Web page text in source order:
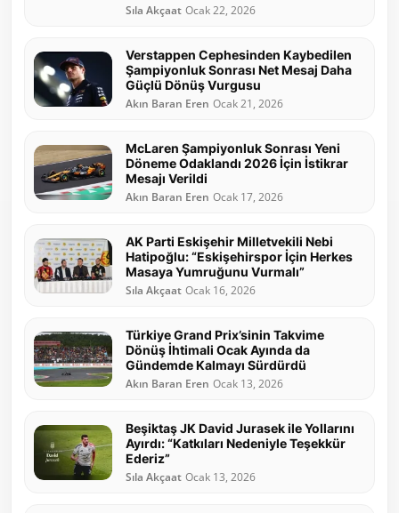
Sıla Akçaat Ocak 22, 2026
Verstappen Cephesinden Kaybedilen
Şampiyonluk Sonrası Net Mesaj Daha
Güçlü Dönüş Vurgusu
Akın Baran Eren Ocak 21, 2026
McLaren Şampiyonluk Sonrası Yeni
Döneme Odaklandı 2026 İçin İstikrar
Mesajı Verildi
Akın Baran Eren Ocak 17, 2026
AK Parti Eskişehir Milletvekili Nebi
Hatipoğlu: “Eskişehirspor İçin Herkes
Masaya Yumruğunu Vurmalı”
Sıla Akçaat Ocak 16, 2026
Türkiye Grand Prix’sinin Takvime
Dönüş İhtimali Ocak Ayında da
Gündemde Kalmayı Sürdürdü
Akın Baran Eren Ocak 13, 2026
Beşiktaş JK David Jurasek ile Yollarını
Ayırdı: “Katkıları Nedeniyle Teşekkür
Ederiz”
Sıla Akçaat Ocak 13, 2026